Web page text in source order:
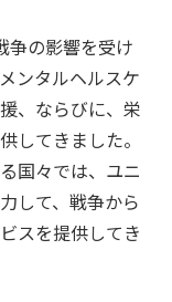
争の影響を受け
ンタルヘルスケ
、ならびに、栄
してきました。
国々では、ユニ
して、戦争から
スを提供してき